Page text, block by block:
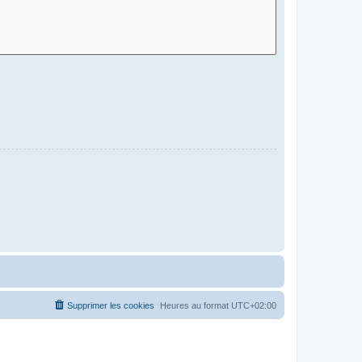
Heures au format UTC+02:00
Supprimer les cookies